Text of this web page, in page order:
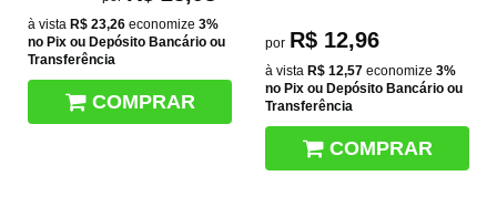
à vista R$ 23,26 economize 3%
no Pix ou Depósito Bancário ou
Transferência
COMPRAR
por R$ 12,96
à vista R$ 12,57 economize 3%
no Pix ou Depósito Bancário ou
Transferência
COMPRAR